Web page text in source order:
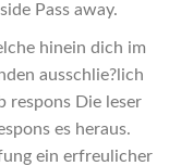
Pass away.
hinein dich im
ausschlie?lich
respons Die leser
es heraus.
ein erfreulicher